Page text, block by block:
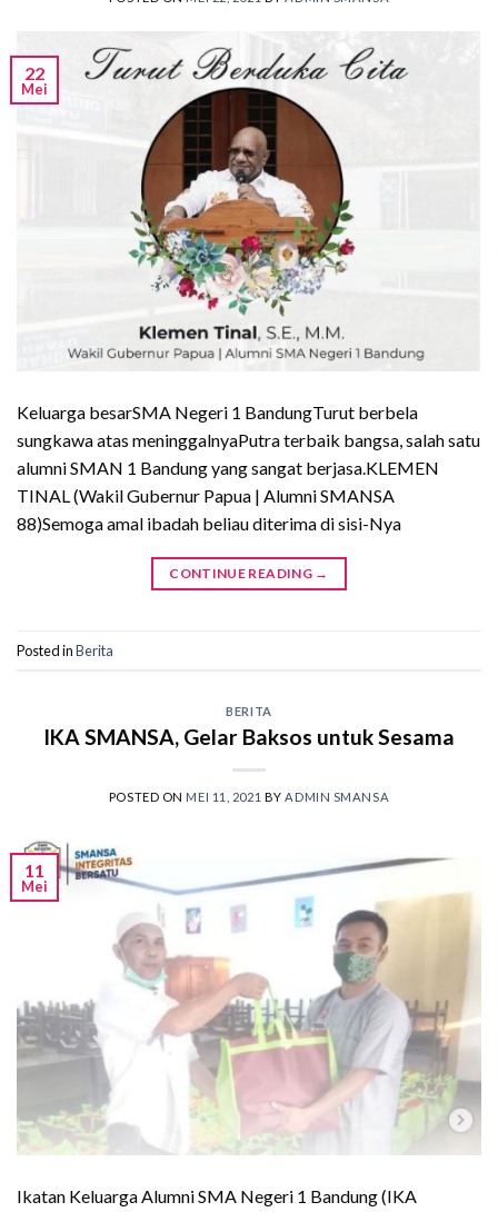
22
Mei
Keluarga besarSMA Negeri 1 BandungTurut berbela
sungkawa atas meninggalnyaPutra terbaik bangsa, salah satu
alumni SMAN 1 Bandung yang sangat berjasa.KLEMEN
TINAL (Wakil Gubernur Papua | Alumni SMANSA
88)Semoga amal ibadah beliau diterima di sisi-Nya
CONTINUE READING →
Posted inBerita
BERITA
IKA SMANSA, Gelar Baksos untuk Sesama
POSTED ON MEI 11, 2021 BYADMIN SMANSA
11
Mei
Ikatan Keluarga Alumni SMA Negeri 1 Bandung (IKA